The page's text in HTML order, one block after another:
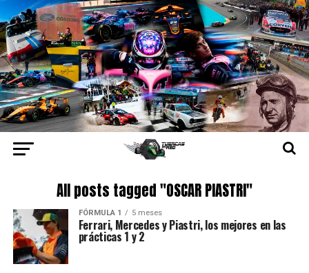
All posts tagged "OSCAR PIASTRI"
FÓRMULA 1 5 meses
Ferrari, Mercedes y Piastri, los mejores en las
prácticas 1 y 2